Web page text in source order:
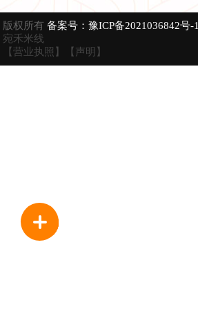
版权所有备案号：豫ICP备2021036842号-1
宛禾米线
【营业执照】
【声明】